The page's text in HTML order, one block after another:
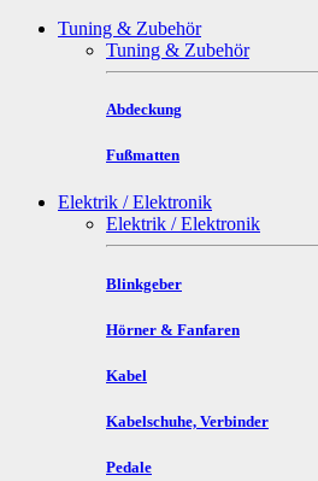
Tuning & Zubehör
Tuning & Zubehör
Abdeckung
Fußmatten
Elektrik / Elektronik
Elektrik / Elektronik
Blinkgeber
Hörner & Fanfaren
Kabel
Kabelschuhe, Verbinder
Pedale